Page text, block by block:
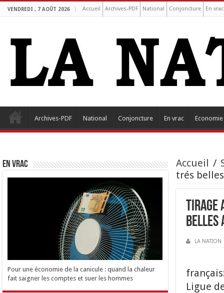
VENDREDI , 7 AOÛT 2026 Accueil Archives-PDF National Conjoncture En vrac
Archives-PDF National Conjoncture En vrac Economie
Accueil /
trés
Tirage
belles
LA NATION
Ligue
EN VRAC
Pour une économie de la canicule : quand la chaleur
fait saigner les comptes et suer les hommes